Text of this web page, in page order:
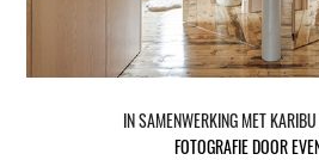
IN SAMENWERKING MET
FOTOGRAFIE DOOR